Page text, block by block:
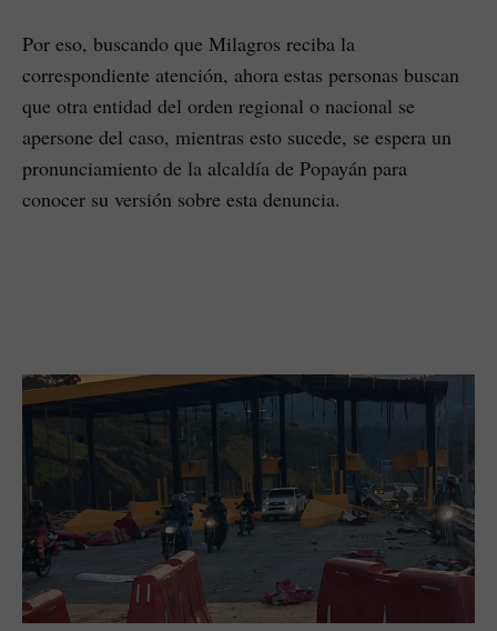
Por eso, buscando que Milagros reciba la
correspondiente atención, ahora estas personas buscan
que otra entidad del orden regional o nacional se
apersone del caso, mientras esto sucede, se espera un
pronunciamiento de la alcaldía de Popayán para
conocer su versión sobre esta denuncia.